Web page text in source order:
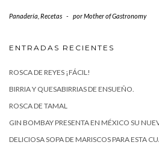
Panadería Recetas - porMother of Gastronomy
ENTRADAS RECIENTES
ROSCA DE REYES ¡FÁCIL!
BIRRIA Y QUESABIRRIAS DE ENSUEÑO.
ROSCA DE TAMAL
GIN BOMBAY PRESENTA EN MÉXICO SU
DELICIOSA SOPA DE MARISCOS PARA ESTA